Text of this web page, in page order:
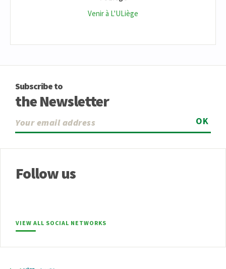
Venir à L'ULiège
Subscribe to
the Newsletter
OK
Follow us
VIEW ALL SOCIAL NETWORKS